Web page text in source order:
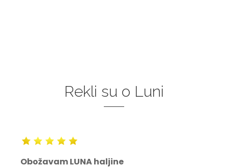
Rekli su o Luni
Obožavam LUNA haljine